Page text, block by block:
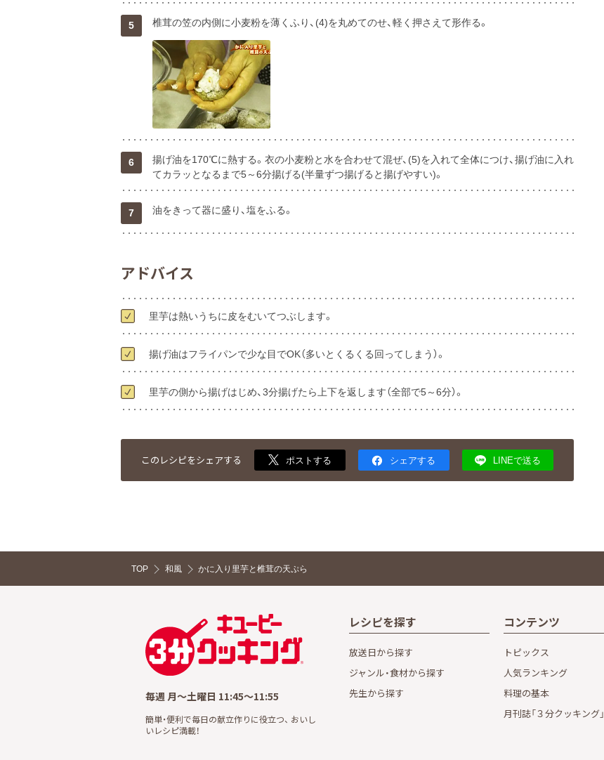
5 椎茸の笠の内側に小麦粉を薄くふり、(4)を丸めてのせ、軽く押さえて形作る。
6
揚げ油を170℃に熱する。衣の小麦粉と水を合わせて混ぜ、(5)を入れて全体につけ、揚げ油に入れ
てカラッとなるまで5～6分揚げる(半量ずつ揚げると揚げやすい)。
7 油をきって器に盛り、塩をふる。
アドバイス
里芋は熱いうちに皮をむいてつぶします。
揚げ油はフライパンで少な目でOK（多いとくるくる回ってしまう）。
里芋の側から揚げはじめ、3分揚げたら上下を返します（全部で5～6分）。
このレシピをシェアする ポストする シェアする LINEで送る
TOP 和風 かに入り里芋と椎茸の天ぷら
毎週 月～土曜日 11:45～11:55
簡単・便利で毎日の献立作りに役立つ、 おいし
いレシピ満載！
レシピを探す
放送日から探す
ジャンル・食材から探す
先生から探す
コンテンツ
トピックス
人気ランキング
料理の基本
月刊誌「３分クッキング」